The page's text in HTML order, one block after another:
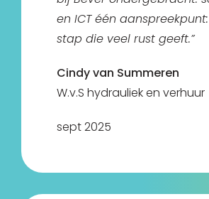
en ICT één
stap die veel rust geeft.”
Cindy van Summeren
W.v.S hydrauliek en verhuur
sept 2025